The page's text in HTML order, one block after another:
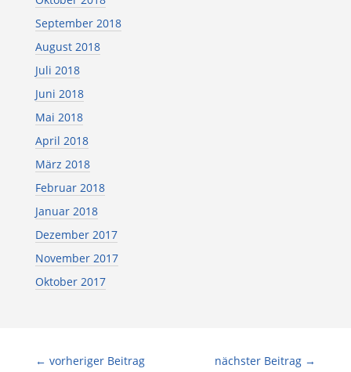
September 2018
August 2018
Juli 2018
Juni 2018
Mai 2018
April 2018
März 2018
Februar 2018
Januar 2018
Dezember 2017
November 2017
Oktober 2017
← vorheriger Beitrag nächster Beitrag →